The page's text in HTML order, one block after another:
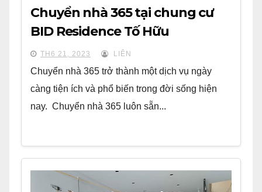
Chuyển nhà 365 tại chung cư
BID Residence Tố Hữu
TH6 21, 2023 LIÊN
Chuyển nhà 365 trở thành một dịch vụ ngày
càng tiện ích và phổ biến trong đời sống hiện
nay. Chuyển nhà 365 luôn sẵn...